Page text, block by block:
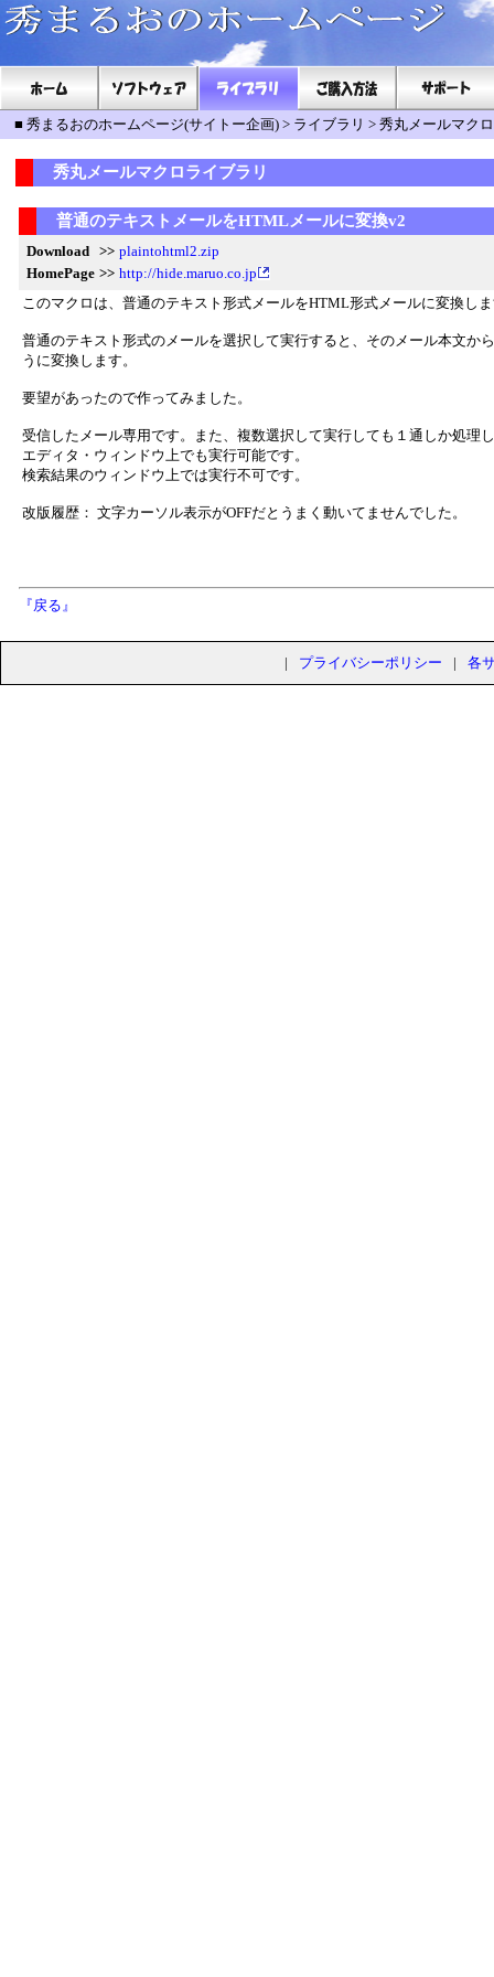
■ 秀まるおのホームページ(サイトー企画) > ライブラリ > 秀丸メールマク
秀丸メールマクロライブラリ
普通のテキストメールをHTMLメールに変換v2
Download >> plaintohtml2.zip
HomePage >> http://hide.maruo.co.jp
このマクロは、普通のテキスト形式メールをHTML形式メールに変換し
普通のテキスト形式のメールを選択して実行すると、そのメール本文
うに変換します。
要望があったので作ってみました。
受信したメール専用です。また、複数選択して実行しても１通しか処理
エディタ・ウィンドウ上でも実行可能です。
検索結果のウィンドウ上では実行不可です。
改版履歴： 文字カーソル表示がOFFだとうまく動いてませんでした。
『戻る』
| プライバシーポリシー | 各